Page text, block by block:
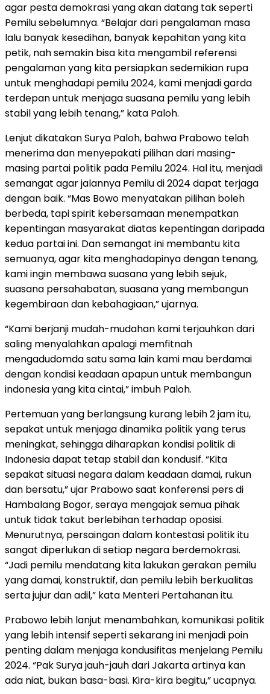
agar pesta demokrasi yang akan datang tak seperti
Pemilu sebelumnya. “Belajar dari pengalaman masa
lalu banyak kesedihan, banyak kepahitan yang kita
petik, nah semakin bisa kita mengambil referensi
pengalaman yang kita persiapkan sedemikian rupa
untuk menghadapi pemilu 2024, kami menjadi garda
terdepan untuk menjaga suasana pemilu yang lebih
stabil yang lebih tenang,” kata Paloh.
Lenjut dikatakan Surya Paloh, bahwa Prabowo telah
menerima dan menyepakati pilihan dari masing-
masing partai politik pada Pemilu 2024. Hal itu, menjadi
semangat agar jalannya Pemilu di 2024 dapat terjaga
dengan baik. “Mas Bowo menyatakan pilihan boleh
berbeda, tapi spirit kebersamaan menempatkan
kepentingan masyarakat diatas kepentingan daripada
kedua partai ini. Dan semangat ini membantu kita
semuanya, agar kita menghadapinya dengan tenang,
kami ingin membawa suasana yang lebih sejuk,
suasana persahabatan, suasana yang membangun
kegembiraan dan kebahagiaan,” ujarnya.
“Kami berjanji mudah-mudahan kami terjauhkan dari
saling menyalahkan apalagi memfitnah
mengadudomda satu sama lain kami mau berdamai
dengan kondisi keadaan apapun untuk membangun
indonesia yang kita cintai,” imbuh Paloh.
Pertemuan yang berlangsung kurang lebih 2 jam itu,
sepakat untuk menjaga dinamika politik yang terus
meningkat, sehingga diharapkan kondisi politik di
Indonesia dapat tetap stabil dan kondusif. “Kita
sepakat situasi negara dalam keadaan damai, rukun
dan bersatu,” ujar Prabowo saat konferensi pers di
Hambalang Bogor, seraya mengajak semua pihak
untuk tidak takut berlebihan terhadap oposisi.
Menurutnya, persaingan dalam kontestasi politik itu
sangat diperlukan di setiap negara berdemokrasi.
“Jadi pemilu mendatang kita lakukan gerakan pemilu
yang damai, konstruktif, dan pemilu lebih berkualitas
serta jujur dan adil,” kata Menteri Pertahanan itu.
Prabowo lebih lanjut menambahkan, komunikasi politik
yang lebih intensif seperti sekarang ini menjadi poin
penting dalam menjaga kondusifitas menjelang Pemilu
2024. “Pak Surya jauh-jauh dari Jakarta artinya kan
ada niat, bukan basa-basi. Kira-kira begitu,” ucapnya.